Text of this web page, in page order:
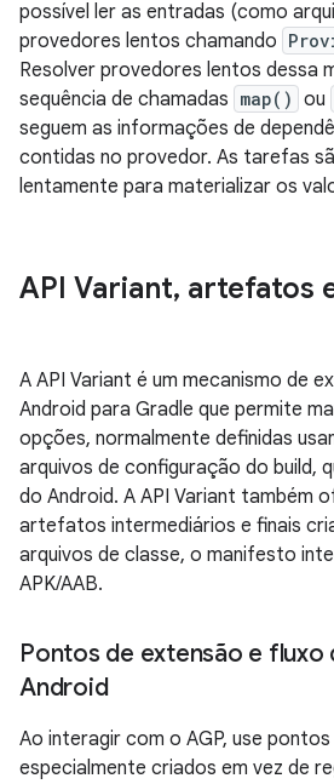
possível ler as entradas (como
provedores lentos chamando
Resolver provedores lentos dessa
sequência de chamadas map() ou
seguem as informações de
contidas no provedor. As tarefas
lentamente para materializar os
API Variant, artefatos
A API Variant é um mecanismo de
Android para Gradle que permite
opções, normalmente definidas
arquivos de configuração do build,
do Android. A API Variant também
artefatos intermediários e finais
arquivos de classe, o manifesto
APK/AAB.
Pontos de extensão e fluxo
Android
Ao interagir com o AGP, use
especialmente criados em vez de